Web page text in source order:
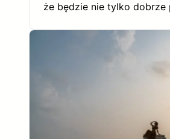
że będzie nie tylko dobrze